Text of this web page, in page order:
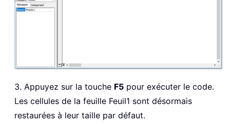
3. Appuyez sur la touche F5 pour exécuter le code.
Les cellules de la feuille Feuil1 sont désormais
restaurées à leur taille par défaut.